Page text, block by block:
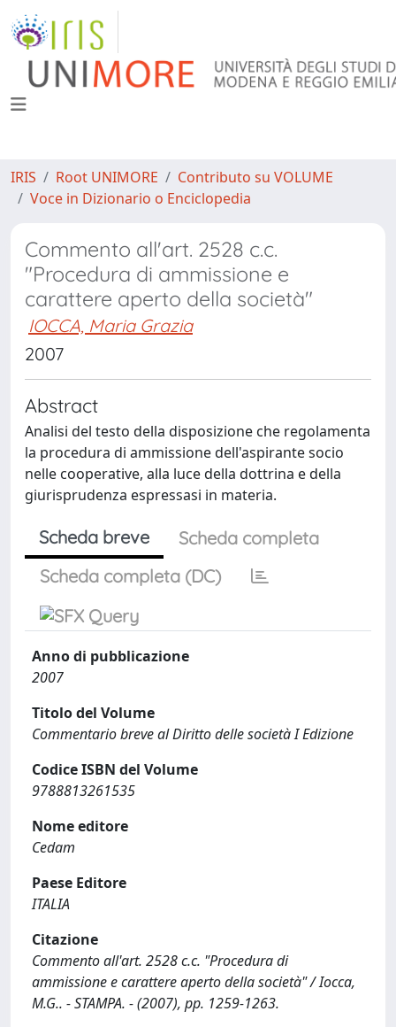
IRIS Root UNIMORE
Contributo su VOLUME
Voce in Dizionario o Enciclopedia
Commento all'art. 2528 c.c.
"Procedura di ammissione e
carattere aperto della società"
IOCCA, Maria Grazia
2007
Abstract
Analisi del testo della disposizione che regolamenta
la procedura di ammissione dell'aspirante socio
nelle cooperative, alla luce della dottrina e della
giurisprudenza espressasi in materia.
Scheda breve
Scheda completa
Scheda completa (DC)
Anno di pubblicazione
2007
Titolo del Volume
Commentario breve al Diritto delle società I Edizione
Codice ISBN del Volume
9788813261535
Nome editore
Cedam
Paese Editore
ITALIA
Citazione
Commento all'art. 2528 c.c. "Procedura di
ammissione e carattere aperto della società" / Iocca,
M.G.. - STAMPA. - (2007), pp. 1259-1263.